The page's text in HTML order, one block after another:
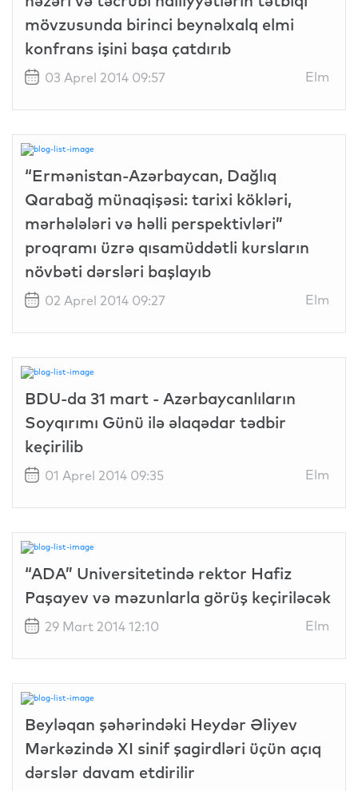
mövzusunda birinci beynəlxalq elmi
konfrans işini başa çatdırıb
03 Aprel 2014 09:57 Elm
“Ermənistan-Azərbaycan, Dağlıq
Qarabağ münaqişəsi: tarixi kökləri,
mərhələləri və həlli perspektivləri”
proqramı üzrə qısamüddətli kursların
növbəti dərsləri başlayıb
02 Aprel 2014 09:27 Elm
BDU-da 31 mart - Azərbaycanlıların
Soyqırımı Günü ilə əlaqədar tədbir
keçirilib
01 Aprel 2014 09:35 Elm
“ADA” Universitetində rektor Hafiz
Paşayev və məzunlarla görüş keçiriləcək
29 Mart 2014 12:10 Elm
Beyləqan şəhərindəki Heydər Əliyev
Mərkəzində XI sinif şagirdləri üçün açıq
dərslər davam etdirilir